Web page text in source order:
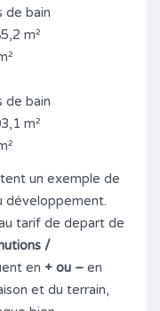
de bain
m²
de bain
m²
un exemple de
développement.
tarif de depart de
/
en + ou – en
et du terrain,